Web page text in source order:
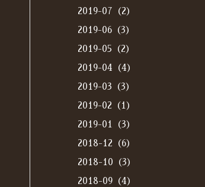
2019-07（2）
2019-06（3）
2019-05（2）
2019-04（4）
2019-03（3）
2019-02（1）
2019-01（3）
2018-12（6）
2018-10（3）
2018-09（4）